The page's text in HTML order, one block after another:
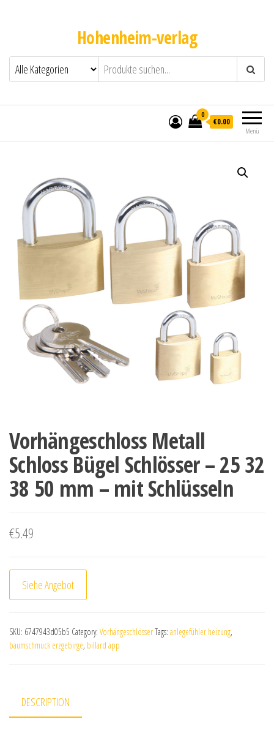
Hohenheim-verlag
Menü
0
€0.00
Vorhängeschloss Metall
Schloss Bügel Schlösser – 25 32
38 50 mm – mit Schlüsseln
€5.49
Siehe Angebot
SKU: 6747943d05b5 Category: VorhängeschlösserTags: anlegefühler heizung,
baumschmuck erzgebirge, billard app
DESCRIPTION